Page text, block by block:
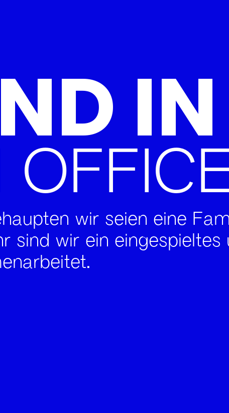
wir seien eine
sind wir ein